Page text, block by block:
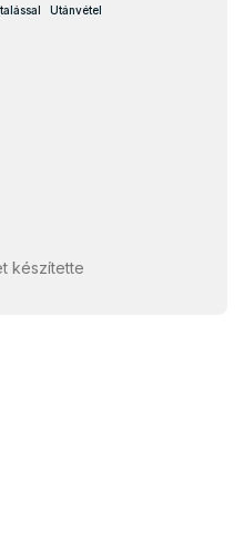
Utánvétel
készítette